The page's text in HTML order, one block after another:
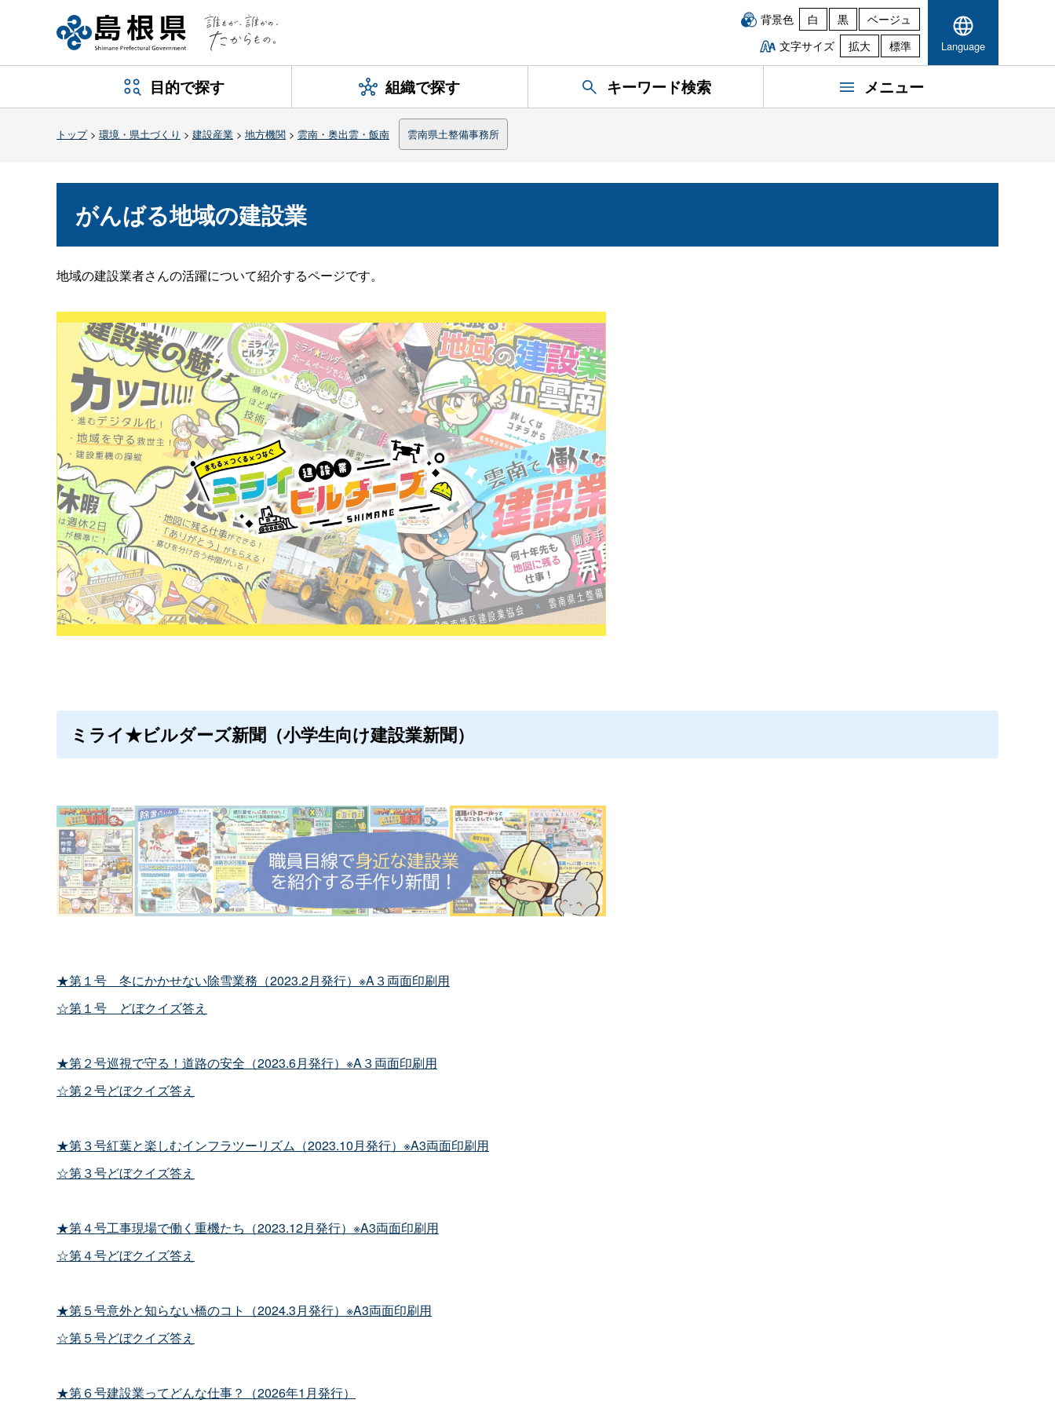
背景色 白 黒
ベージュ
文字サイズ
拡大 標準 Language
目的で探す 組織で探す キーワード検索 メニュー
トップ> 環境・県土づくり > 建設産業 > 地方機関 > 雲南・奥出雲・飯南 雲南県土整備事務所
がんばる地域の建設業
地域の建設業者さんの活躍について紹介するページです。
ミライ★ビルダーズ新聞（小学生向け建設業新聞）
★第１号＿冬にかかせない除雪業務（2023.2月発行）※A３両面印刷用
☆第１号＿どぼクイズ答え
★第２号巡視で守る！道路の安全（2023.6月発行）※A３両面印刷用
☆第２号どぼクイズ答え
★第３号紅葉と楽しむインフラツーリズム（2023.10月発行）※A3両面印刷用
☆第３号どぼクイズ答え
★第４号工事現場で働く重機たち（2023.12月発行）※A3両面印刷用
☆第４号どぼクイズ答え
★第５号意外と知らない橋のコト（2024.3月発行）※A3両面印刷用
☆第５号どぼクイズ答え
★第６号建設業ってどんな仕事？（2026年1月発行）